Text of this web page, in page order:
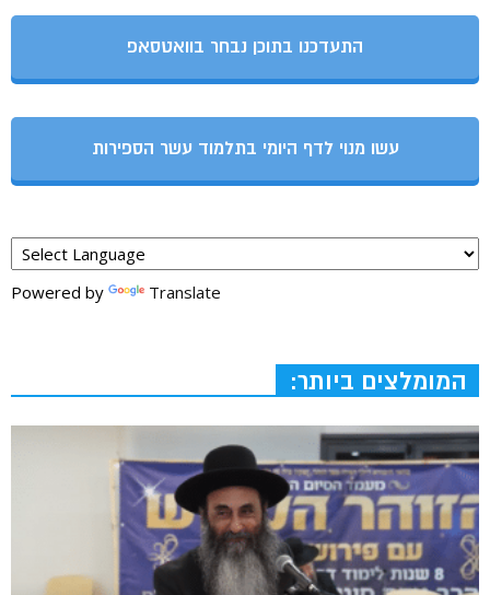
התעדכנו בתוכן נבחר בוואטסאפ
עשו מנוי לדף היומי בתלמוד עשר הספירות
Powered by Translate
המומלצים ביותר: